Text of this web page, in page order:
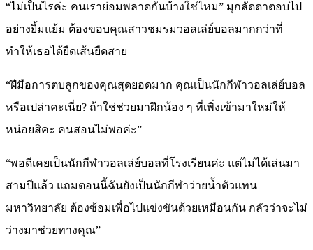
“ไม่เป็นไรค่ะ คนเราย่อมพลาดกันบ้างใช่ไหม” มุกลัดดาตอบไป
อย่างยิ้มแย้ม ต้องขอบคุณสาวชมรมวอลเล่ย์บอลมากกว่าที่
ทำให้เธอได้ยืดเส้นยืดสาย
“ฝีมือการตบลูกของคุณสุดยอดมาก คุณเป็นนักกีฬาวอลเล่ย์บอล
หรือเปล่าคะเนี่ย? ถ้าใช่ช่วยมาฝึกน้อง ๆ ที่เพิ่งเข้ามาใหม่ให้
หน่อยสิคะ คนสอนไม่พอค่ะ”
“พอดีเคยเป็นนักกีฬาวอลเล่ย์บอลที่โรงเรียนค่ะ แต่ไม่ได้เล่นมา
สามปีแล้ว แถมตอนนี้ฉันยังเป็นนักกีฬาว่ายน้ำตัวแทน
มหาวิทยาลัย ต้องซ้อมเพื่อไปแข่งขันด้วยเหมือนกัน กลัวว่าจะไม่
ว่างมาช่วยทางคุณ”